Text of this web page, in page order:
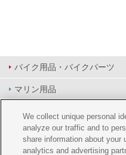
バイク用品・バイクパーツ
マリン用品
PAS/YPJ用品
その他用品
We collect unique personal
analyze our traffic and to
share information about your
analytics and advertising